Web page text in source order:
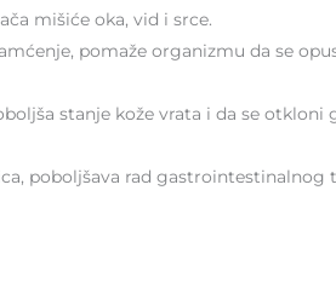
mišiće oka, vid i srce.
pomaže organizmu da se
stanje kože vrata i da se otkloni
poboljšava rad gastrointestinalnog